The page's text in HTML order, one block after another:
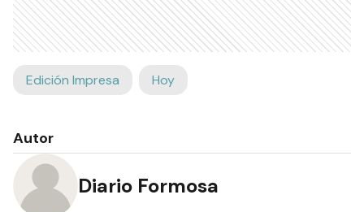
Edición Impresa Hoy
Autor
Diario Formosa